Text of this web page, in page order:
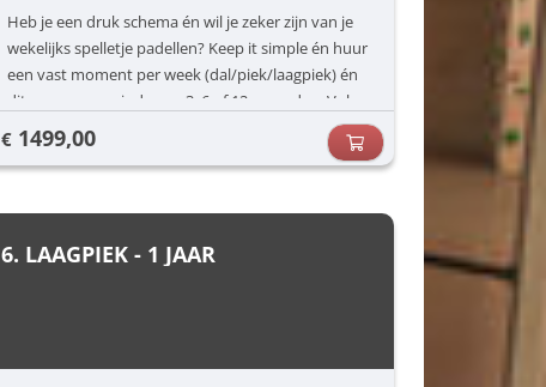
Heb je een druk schema én wil je zeker zijn van je
wekelijks spelletje padellen? Keep it simple én huur
een vast moment per week (dal/piek/laagpiek) én
dit voor een periode van 3, 6 of 12 maanden. Vul
jouw voorkeuren in (dag/uur) en dan zorgen wij
voor de rest.
€ 1499,00
6. LAAGPIEK - 1 JAAR